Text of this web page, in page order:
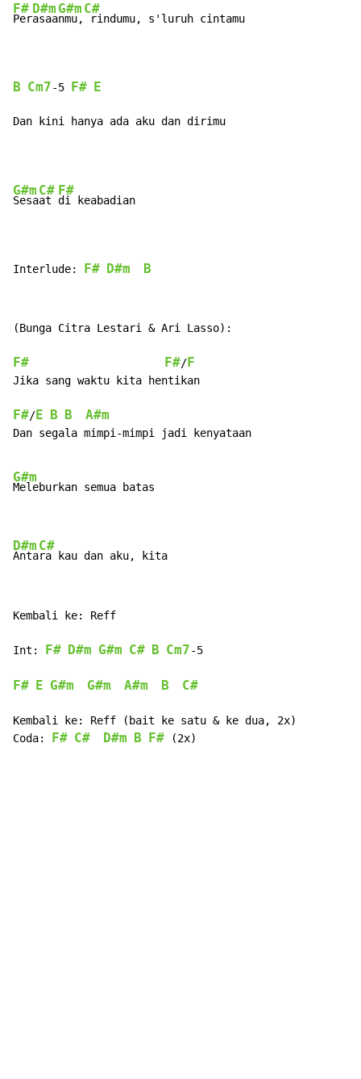
F#
Per
D#m
asaa
G#m
nmu,
C#
rindumu, s'luruh cintamu
B Cm7-5 F# E
Dan kini hanya ada aku dan dirimu
G#m
Sesa
C#
at
F#
di keabadian
Interlude: F# D#m B
(Bunga Citra Lestari & Ari Lasso):
F# F#/F
Jika sang waktu kita hentikan
F#/E B B A#m
Dan segala mimpi-mimpi jadi kenyataan
G#m
Meleburkan semua batas
D#m
Anta
C#
ra kau dan aku, kita
Kembali ke: Reff
Int: F# D#m G#m C# B Cm7-5
F# E G#m G#m A#m B C#
Kembali ke: Reff (bait ke satu & ke dua, 2x)
Coda:
F# C# D#m B F# (2x)